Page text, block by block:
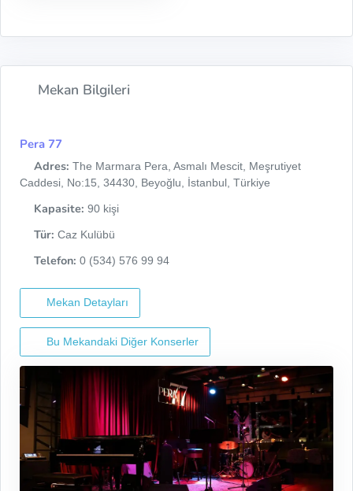
Mekan Bilgileri
Pera 77
Adres: The Marmara Pera, Asmalı Mescit, Meşrutiyet
Caddesi, No:15, 34430, Beyoğlu, İstanbul, Türkiye
Kapasite: 90 kişi
Tür: Caz Kulübü
Telefon: 0 (534) 576 99 94
Mekan Detayları
Bu Mekandaki Diğer Konserler